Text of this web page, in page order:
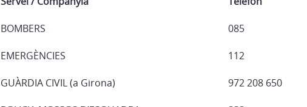
BOMBERS
EMERGÈNCIES
GUÀRDIA CIVIL (a Girona)
085
112
972 208 650